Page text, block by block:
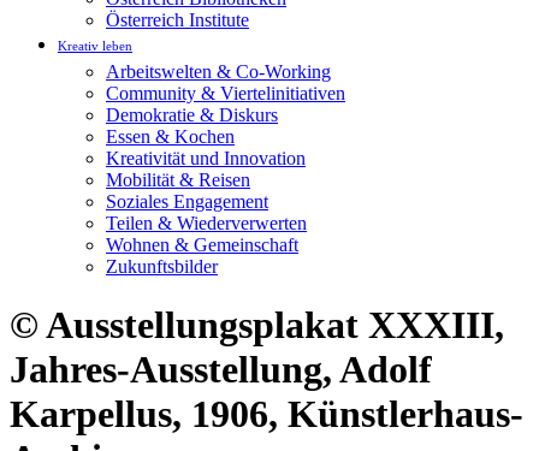
Österreich Institute
Kreativ leben
Arbeitswelten & Co-Working
Community & Viertelinitiativen
Demokratie & Diskurs
Essen & Kochen
Kreativität und Innovation
Mobilität & Reisen
Soziales Engagement
Teilen & Wiederverwerten
Wohnen & Gemeinschaft
Zukunftsbilder
© Ausstellungsplakat XXXIII,
Jahres-Ausstellung, Adolf
Karpellus, 1906, Künstlerhaus-